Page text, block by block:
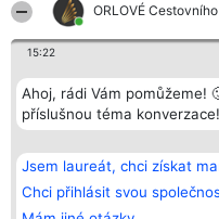
ORLOVÉ
15:22
Ahoj, rádi Vám pomůžeme!
příslušnou téma
Jsem laureát, chci získat
Chci přihlásit svou
Bright Side Solutions sp. z o.
o. sp. k.
ul. Ruska 22
Wrocław 50-079